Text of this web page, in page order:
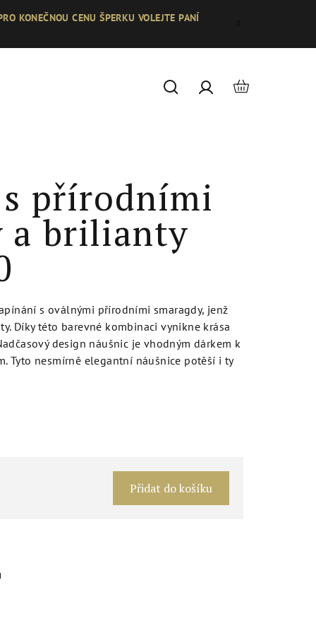
KONEČNOU CENU ŠPERKU VOLEJTE PANÍ
HledatPřihlášení
Nákupní
přírodními
a brilianty
s oválnými přírodními smaragdy, jenž
Díky této barevné kombinaci vynikne krása
design náušnic je vhodným dárkem k
Tyto nesmírně elegantní náušnice potěší i ty
Přidat do košíku